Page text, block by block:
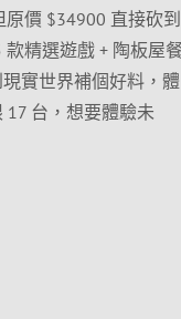
價 $34900 直接砍到
精選遊戲 + 陶板屋餐
實世界補個好料，體
台，想要體驗未